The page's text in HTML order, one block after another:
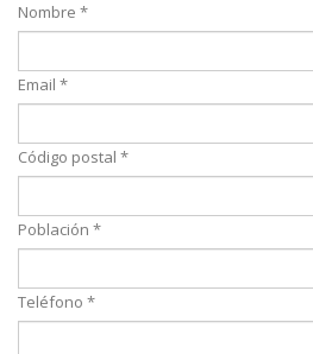
Nombre *
Email *
Código postal *
Población *
Teléfono *